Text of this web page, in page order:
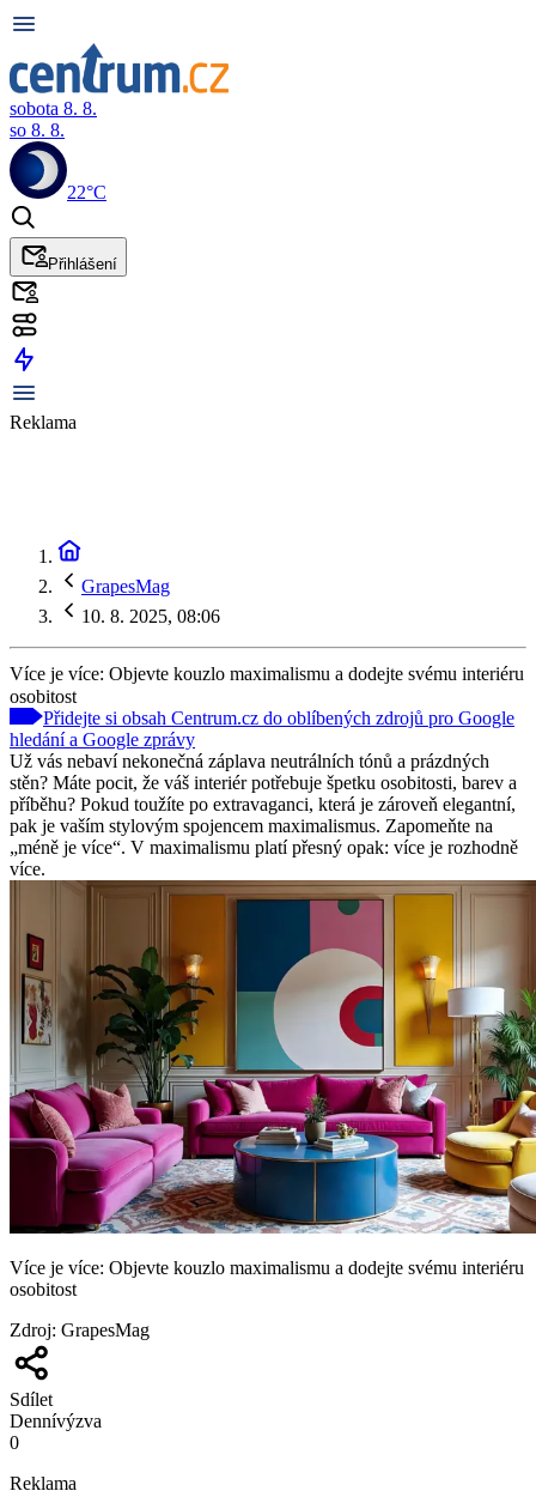
sobota 8. 8.
so 8. 8.
22°C
Přihlášení
Reklama
GrapesMag
10. 8. 2025, 08:06
Více je více: Objevte kouzlo maximalismu a dodejte svému interiéru
osobitost
Přidejte si obsah Centrum.cz do oblíbených zdrojů pro Google
hledání a Google zprávy
Už vás nebaví nekonečná záplava neutrálních tónů a prázdných
stěn? Máte pocit, že váš interiér potřebuje špetku osobitosti, barev a
příběhu? Pokud toužíte po extravaganci, která je zároveň elegantní,
pak je vaším stylovým spojencem maximalismus. Zapomeňte na
„méně je více“. V maximalismu platí přesný opak: více je rozhodně
více.
Více je více: Objevte kouzlo maximalismu a dodejte svému interiéru
osobitost
Zdroj: GrapesMag
Sdílet
Dennívýzva
0
Reklama